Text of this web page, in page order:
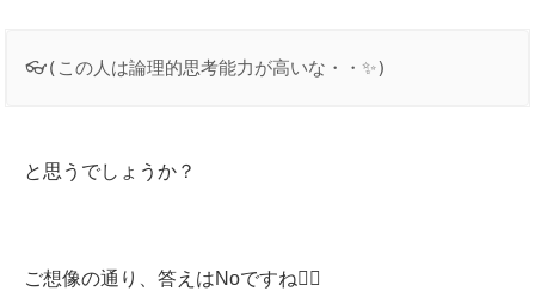
👓(この人は論理的思考能力が高いな・・✨)
と思うでしょうか？
ご想像の通り、答えはNoですね🙅‍♂️